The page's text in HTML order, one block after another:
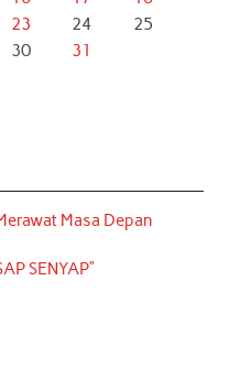
23 24
25
30
31
Masa Depan
SENYAP”